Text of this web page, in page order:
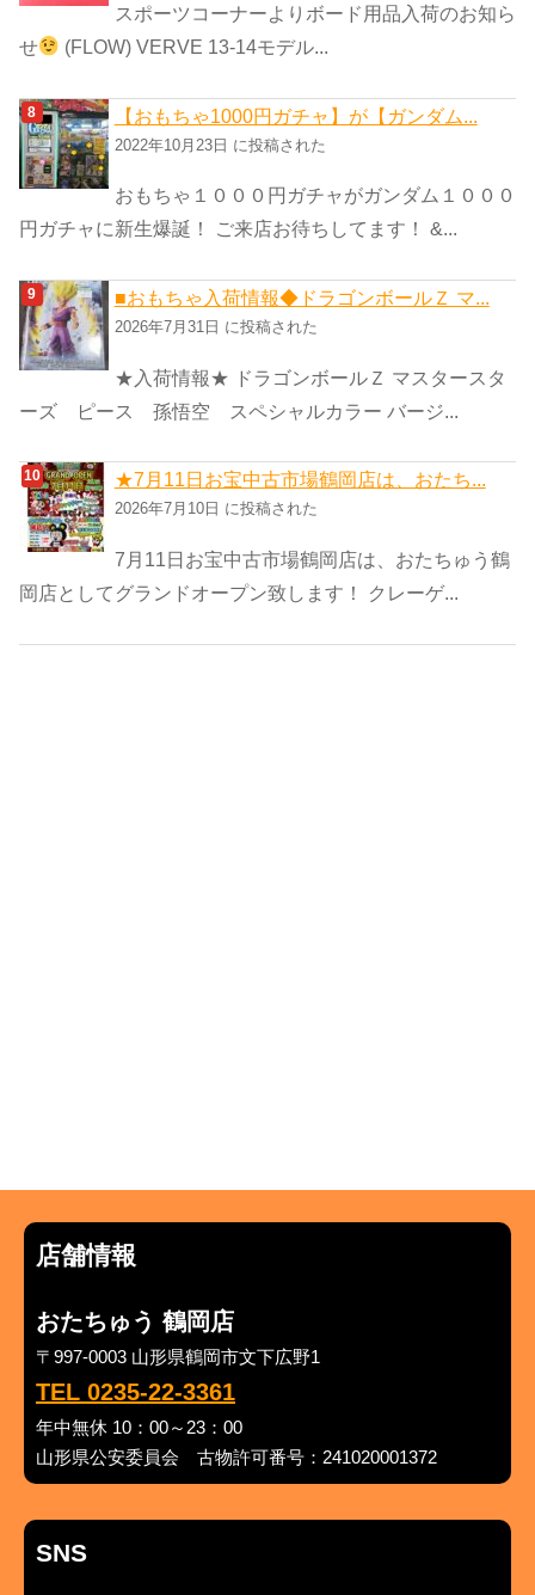
スポーツコーナーよりボード用品入荷のお知ら
せ
(FLOW) VERVE 13-14モデル...
【おもちゃ1000円ガチャ】が【ガンダム...
2022年10月23日 に投稿された
おもちゃ１０００円ガチャがガンダム１０００
円ガチャに新生爆誕！ ご来店お待ちしてます！ &...
■おもちゃ入荷情報◆ドラゴンボールＺ マ...
2026年7月31日 に投稿された
★入荷情報★ ドラゴンボールＺ マスタースタ
ーズ ピース 孫悟空 スペシャルカラー バージ...
★7月11日お宝中古市場鶴岡店は、おたち...
2026年7月10日 に投稿された
7月11日お宝中古市場鶴岡店は、おたちゅう鶴
岡店としてグランドオープン致します！ クレーゲ...
店舗情報
おたちゅう 鶴岡店
〒997-0003 山形県鶴岡市文下広野1
TEL 0235-22-3361
年中無休 10：00～23：00
山形県公安委員会 古物許可番号：241020001372
SNS